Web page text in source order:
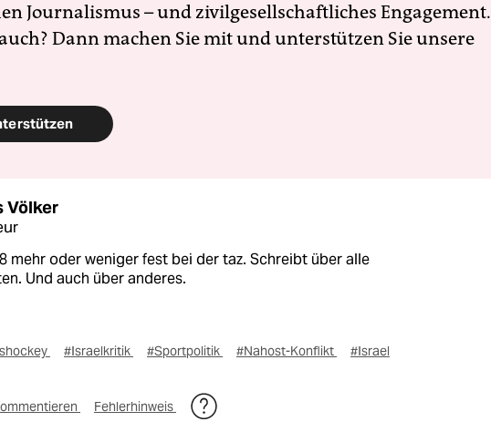
Journalismus – und zivilgesellschaftliches Engagement.
Dann machen Sie mit und unterstützen Sie unsere
Völker
mehr oder weniger fest bei der taz. Schreibt über alle
Und auch über anderes.
#Israelkritik #Sportpolitik #Nahost-Konflikt #Israel
Fehlerhinweis